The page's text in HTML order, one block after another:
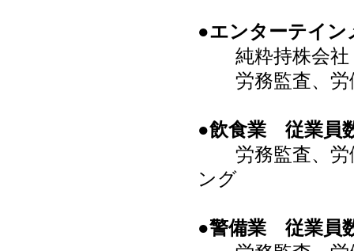
●エンターテイ
純粋持株会社
労務監査、労
●飲食業 従業員
労務監査、労
ング
●警備業 従業員